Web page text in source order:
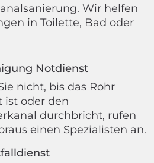
Wir helfen
in Toilette, Bad oder
Notdienst
nicht, bis das Rohr
ist oder den
durchbricht, rufen
einen Spezialisten an.